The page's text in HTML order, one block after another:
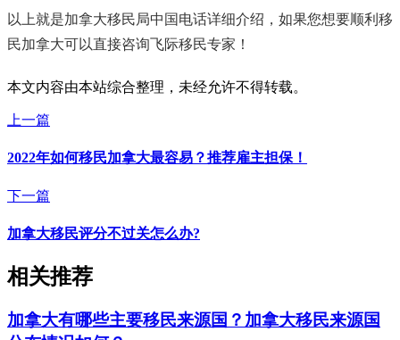
以上就是加拿大移民局中国电话详细介绍，如果您想要顺利移
民加拿大可以直接咨询飞际移民专家！
本文内容由本站综合整理，未经允许不得转载。
上一篇
2022年如何移民加拿大最容易？推荐雇主担保！
下一篇
加拿大移民评分不过关怎么办?
相关推荐
加拿大有哪些主要移民来源国？加拿大移民来源国